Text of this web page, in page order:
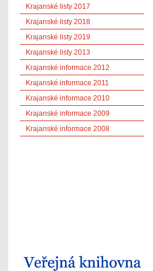
Krajanské listy 2017
Krajanské listy 2018
Krajanské listy 2019
Krajanské listy 2013
Krajanské informace 2012
Krajanské informace 2011
Krajanské informace 2010
Krajanské informace 2009
Krajanské informace 2008